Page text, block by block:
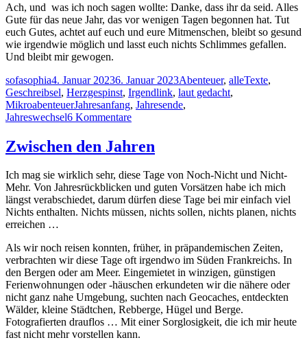
Ach, und was ich noch sagen wollte: Danke, dass ihr da seid. Alles
Gute für das neue Jahr, das vor wenigen Tagen begonnen hat. Tut
euch Gutes, achtet auf euch und eure Mitmenschen, bleibt so gesund
wie irgendwie möglich und lasst euch nichts Schlimmes gefallen.
Und bleibt mir gewogen.
Autor
sofasophiaVeröffentlicht
am
4. Januar 20236. Januar 2023Kategorien
Abenteuer, alleTexte,
Geschreibsel, Herzgespinst, Irgendlink, laut gedacht,
MikroabenteuerSchlagwörter
Jahresanfang, Jahresende,
Jahreswechsel6 Kommentarezu
Jahren
23
#1
Zwischen den Jahren
Ich mag sie wirklich sehr, diese Tage von Noch-Nicht und Nicht-
Mehr. Von Jahresrückblicken und guten Vorsätzen habe ich mich
längst verabschiedet, darum dürfen diese Tage bei mir einfach viel
Nichts enthalten. Nichts müssen, nichts sollen, nichts planen, nichts
erreichen …
Als wir noch reisen konnten, früher, in präpandemischen Zeiten,
verbrachten wir diese Tage oft irgendwo im Süden Frankreichs. In
den Bergen oder am Meer. Eingemietet in winzigen, günstigen
Ferienwohnungen oder -häuschen erkundeten wir die nähere oder
nicht ganz nahe Umgebung, suchten nach Geocaches, entdeckten
Wälder, kleine Städtchen, Rebberge, Hügel und Berge.
Fotografierten drauflos … Mit einer Sorglosigkeit, die ich mir heute
fast nicht mehr vorstellen kann.